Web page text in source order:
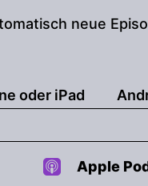
neue
oder iPad
Apple